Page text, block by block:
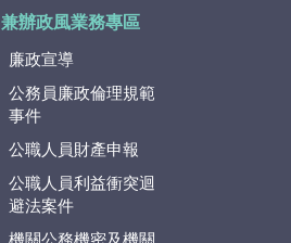
兼辦政風業務專區
廉政宣導
公務員廉政倫理規範
事件
公職人員財產申報
公職人員利益衝突迴
避法案件